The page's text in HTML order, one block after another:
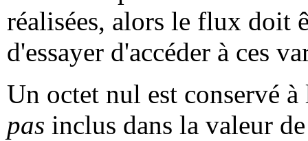
réalisées, alors le flux doit
d'essayer d'accéder à ces
Un octet nul est conservé
pas inclus dans la valeur